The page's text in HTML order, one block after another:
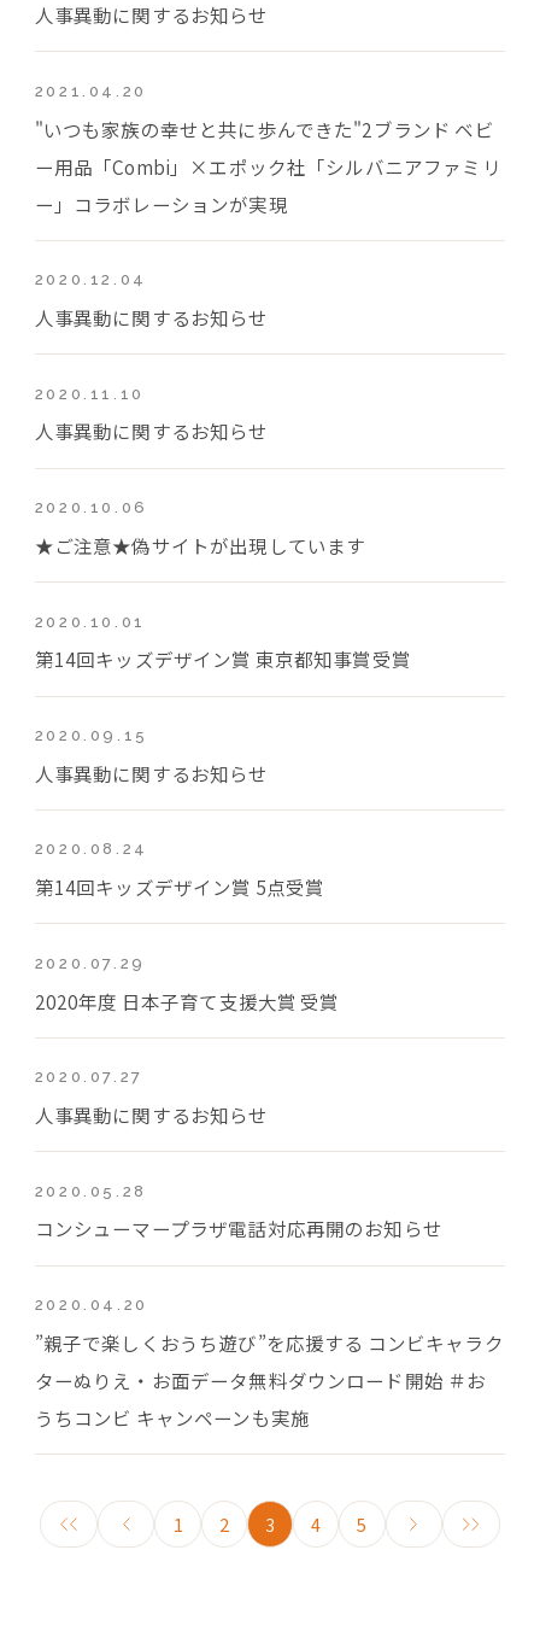
人事異動に関するお知らせ
2021.04.20
"いつも家族の幸せと共に歩んできた"2ブランド ベビ
ー用品「Combi」×エポック社「シルバニアファミリ
ー」コラボレーションが実現
2020.12.04
人事異動に関するお知らせ
2020.11.10
人事異動に関するお知らせ
2020.10.06
★ご注意★偽サイトが出現しています
2020.10.01
第14回キッズデザイン賞 東京都知事賞受賞
2020.09.15
人事異動に関するお知らせ
2020.08.24
第14回キッズデザイン賞 5点受賞
2020.07.29
2020年度 日本子育て支援大賞 受賞
2020.07.27
人事異動に関するお知らせ
2020.05.28
コンシューマープラザ電話対応再開のお知らせ
2020.04.20
”親子で楽しくおうち遊び”を応援する コンビキャラク
ターぬりえ・お面データ無料ダウンロード開始 ＃お
うちコンビ キャンペーンも実施
1 2 3 4 5